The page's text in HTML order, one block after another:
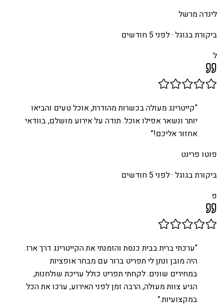
לינדה מרשל
ביקורת בגוגל ·לפני 5 חודשים
ל
“קייטרינג מעולה בכשרות מהודרת, אוכל טעים והביאו
יותר ונשאר אפילו אוכל. תודה על אירוע מושלם, בוודאי
אחזור אליכם!”
פוטו פרינט
ביקורת בגוגל ·לפני 5 חודשים
פ
“ערכתי ברית בבית כנסת והזמנתי את הקייטרינג דרך ארז.
היה מובן ונתן לי תפריט ברור עם מבחר אופציות
במחירים שונים. לקחתי תפריט כולל עריכת שולחנות,
הגיע צוות מעולה, הרבה זמן לפני האירוע, ערכו את הכל
במקצועיות.”